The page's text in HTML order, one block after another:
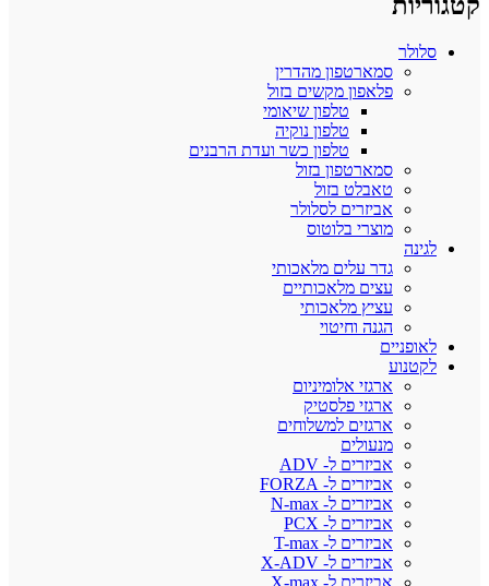
סלולר
סמארטפון מהדרין
פלאפון מקשים בזול
טלפון שיאומי
טלפון נוקיה
טלפון כשר ועדת הרבנים
סמארטפון בזול
טאבלט בזול
אביזרים לסלולר
מוצרי בלוטוס
לגינה
גדר עלים מלאכותי
עצים מלאכותיים
עציץ מלאכותי
הגנה וחיטוי
לאופניים
לקטנוע
ארגזי אלומיניום
ארגזי פלסטיק
ארגזים למשלוחים
מנעולים
אביזרים ל- ADV
אביזרים ל- FORZA
אביזרים ל- N-max
אביזרים ל- PCX
אביזרים ל- T-max
אביזרים ל- X-ADV
אביזרים ל- X-max